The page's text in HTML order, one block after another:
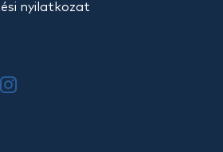
nyilatkozat